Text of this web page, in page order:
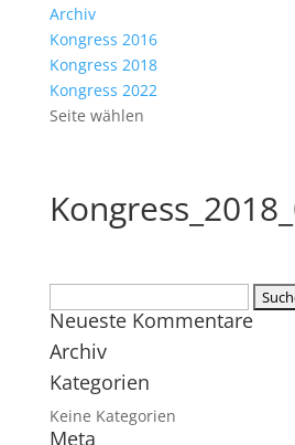
Archiv
Kongress 2016
Kongress 2018
Kongress 2022
Seite wählen
nach:
Neueste Kommentare
Archiv
Kategorien
Keine Kategorien
Meta